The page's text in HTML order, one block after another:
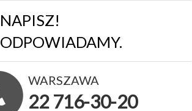
NAPISZ!
ODPOWIADAMY.
WARSZAWA
22 716-30-20